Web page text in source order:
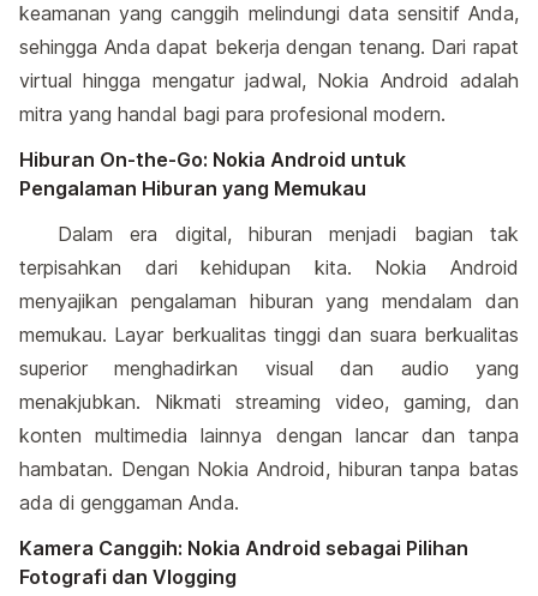
keamanan yang canggih melindungi data sensitif Anda,
sehingga Anda dapat bekerja dengan tenang. Dari rapat
virtual hingga mengatur jadwal, Nokia Android adalah
mitra yang handal bagi para profesional modern.
Hiburan On-the-Go: Nokia Android untuk
Pengalaman Hiburan yang Memukau
Dalam era digital, hiburan menjadi bagian tak
terpisahkan dari kehidupan kita. Nokia Android
menyajikan pengalaman hiburan yang mendalam dan
memukau. Layar berkualitas tinggi dan suara berkualitas
superior menghadirkan visual dan audio yang
menakjubkan. Nikmati streaming video, gaming, dan
konten multimedia lainnya dengan lancar dan tanpa
hambatan. Dengan Nokia Android, hiburan tanpa batas
ada di genggaman Anda.
Kamera Canggih: Nokia Android sebagai Pilihan
Fotografi dan Vlogging